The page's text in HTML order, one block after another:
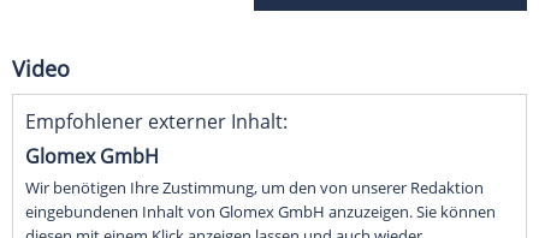
Video
Empfohlener externer Inhalt:
Glomex GmbH
Wir benötigen Ihre Zustimmung, um den von unserer Redaktion
eingebundenen Inhalt von Glomex GmbH anzuzeigen. Sie können